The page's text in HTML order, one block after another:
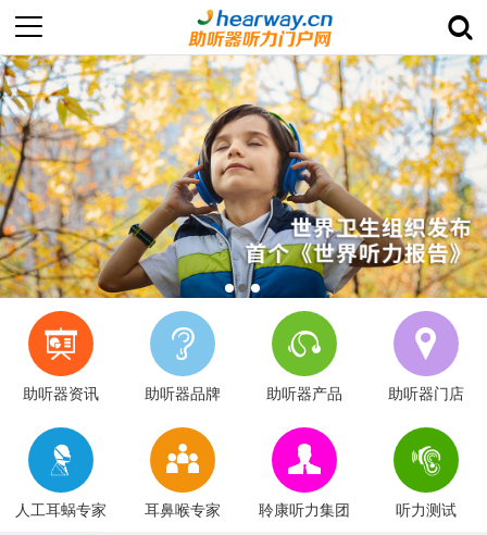
助听器资讯 助听器品牌 助听器产品 助听器门店
人工耳蜗专家 耳鼻喉专家 聆康听力集团 听力测试